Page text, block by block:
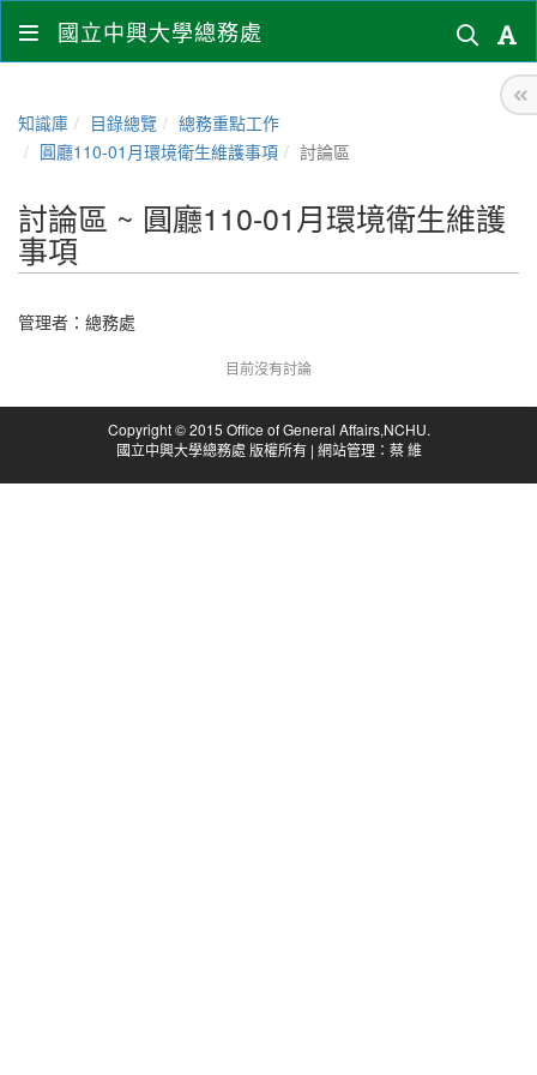
國立中興大學總務處
知識庫 目錄總覽
總務重點工作
圓廳110-01月環境衛生維護事項
討論區
討論區 ~ 圓廳110-01月環境衛生維護
事項
管理者： 總務處
目前沒有討論
Copyright © 2015 Office of General Affairs,NCHU.
國立中興大學總務處 版權所有 | 網站管理：蔡 維